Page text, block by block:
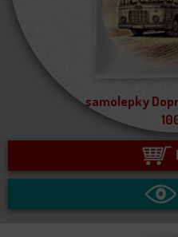
samolepky